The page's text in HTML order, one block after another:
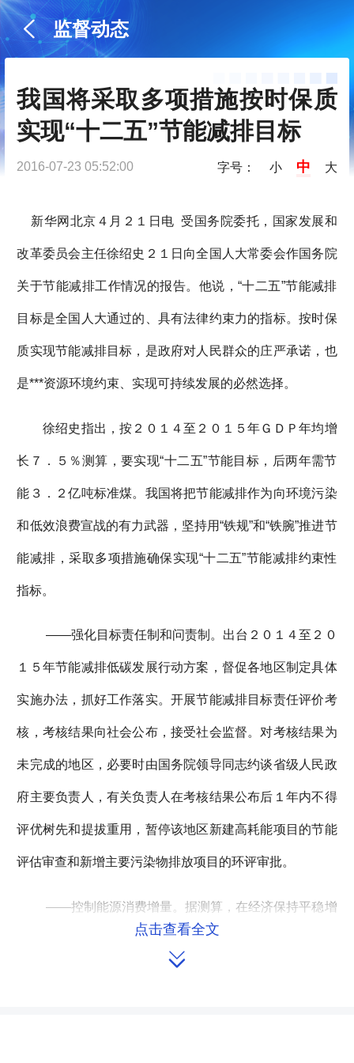
监督动态
我国将采取多项措施按时保质
实现“十二五”节能减排目标
2016-07-23 05:52:00 字号： 小 中 大
新华网北京４月２１日电 受国务院委托，国家发展和
改革委员会主任徐绍史２１日向全国人大常委会作国务院
关于节能减排工作情况的报告。他说，“十二五”节能减排
目标是全国人大通过的、具有法律约束力的指标。按时保
质实现节能减排目标，是政府对人民群众的庄严承诺，也
是***资源环境约束、实现可持续发展的必然选择。
徐绍史指出，按２０１４至２０１５年ＧＤＰ年均增
长７．５％测算，要实现“十二五”节能目标，后两年需节
能３．２亿吨标准煤。我国将把节能减排作为向环境污染
和低效浪费宣战的有力武器，坚持用“铁规”和“铁腕”推进节
能减排，采取多项措施确保实现“十二五”节能减排约束性
指标。
——强化目标责任制和问责制。出台２０１４至２０
１５年节能减排低碳发展行动方案，督促各地区制定具体
实施办法，抓好工作落实。开展节能减排目标责任评价考
核，考核结果向社会公布，接受社会监督。对考核结果为
未完成的地区，必要时由国务院领导同志约谈省级人民政
府主要负责人，有关负责人在考核结果公布后１年内不得
评优树先和提拔重用，暂停该地区新建高耗能项目的节能
评估审查和新增主要污染物排放项目的环评审批。
——控制能源消费增量。据测算，在经济保持平稳增
长的情况下，要实现节能减排约束性目标，２０１５年能
源消费总量要控制在４０亿吨标准煤以内。２０１３年全
点击查看全文
